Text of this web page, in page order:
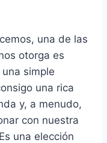
una de las
otorga es
simple
una rica
y, a menudo,
con nuestra
una elección